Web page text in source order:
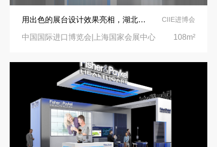
用出色的展台设计效果亮相，湖北商务厅展位提升地方形象 CIIE进博会
中国国际进口博览会|上海国家会展中心 108m²